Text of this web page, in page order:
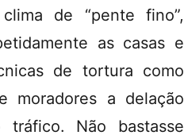
de “pente fino”,
as casas e
de tortura como
moradores a delação
tráfico. Não bastasse